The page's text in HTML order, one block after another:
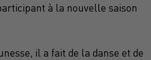
à la nouvelle saison
il a fait de la danse et de